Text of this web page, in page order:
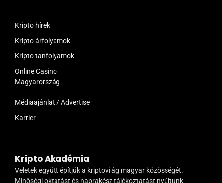
Kripto hírek
Kripto árfolyamok
Kripto tanfolyamok
Online Casino
Magyarország
Médiaajánlat / Advertise
Karrier
Kripto Akadémia
Veletek együtt építjük a kriptovilág magyar közösségét.
Minőségi oktatást és naprakész tájékoztatást nyújtunk